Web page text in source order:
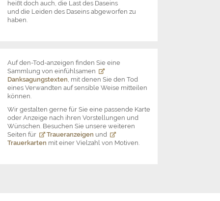
heißt doch auch, die Last des Daseins
und die Leiden des Daseins abgeworfen zu
haben.
Auf den-Tod-anzeigen finden Sie eine
Sammlung von einfühlsamen
Danksagungstexten, mit denen Sie den Tod
eines Verwandten auf sensible Weise mitteilen
können.
Wir gestalten gerne für Sie eine passende Karte
oder Anzeige nach ihren Vorstellungen und
Wünschen. Besuchen Sie unsere weiteren
Seiten für
Traueranzeigen und
Trauerkarten mit einer Vielzahl von Motiven.